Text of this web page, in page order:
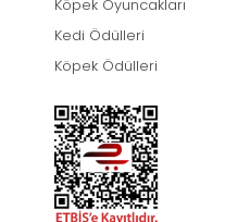
Köpek Oyuncakları
Kedi Ödülleri
Köpek Ödülleri